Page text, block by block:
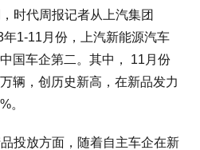
时代周报记者从上汽集团
1-11月份，上汽新能源汽车
国车企第二。其中， 11月份
辆，创历史新高，在新品发力
。
投放方面，随着自主车企在新